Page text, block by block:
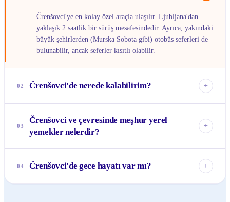
Črenšovci'ye en kolay özel araçla ulaşılır. Ljubljana'dan
yaklaşık 2 saatlik bir sürüş mesafesindedir. Ayrıca, yakındaki
büyük şehirlerden (Murska Sobota gibi) otobüs seferleri de
bulunabilir, ancak seferler kısıtlı olabilir.
02 Črenšovci'de nerede kalabilirim? +
bulunmamaktadır. Ancak çevredeki köylerde veya Moravske
Toplice gibi daha büyük yerleşim yerlerinde pansiyonlar,
seçenek olabilir.
03
Črenšovci ve çevresinde meşhur yerel
yemekler nelerdir?
+
Gibanica</em> (katmanlı tatlı) ve doyurucu <em>Bujta
04 Črenšovci'de gece hayatı var mı? +